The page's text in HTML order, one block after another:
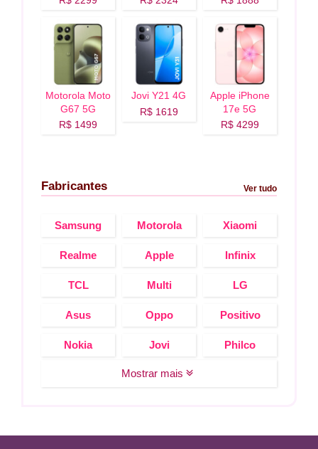
Motorola Moto
G67 5G
R$ 1499
Jovi Y21 4G
R$ 1619
Apple iPhone
17e 5G
R$ 4299
Fabricantes Ver tudo
Samsung Motorola Xiaomi
Realme Apple Infinix
TCL Multi LG
Asus Oppo Positivo
Nokia Jovi Philco
Mostrar mais